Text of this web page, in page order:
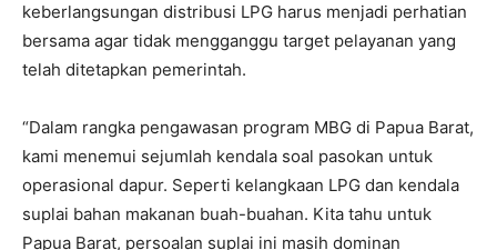
keberlangsungan distribusi LPG harus menjadi perhatian
bersama agar tidak mengganggu target pelayanan yang
telah ditetapkan pemerintah.
“Dalam rangka pengawasan program MBG di Papua Barat,
kami menemui sejumlah kendala soal pasokan untuk
operasional dapur. Seperti kelangkaan LPG dan kendala
suplai bahan makanan buah-buahan. Kita tahu untuk
Papua Barat, persoalan suplai ini masih dominan